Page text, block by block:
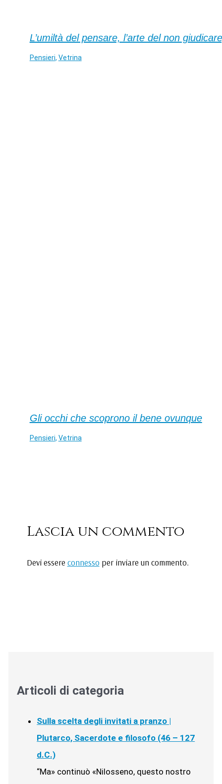
L’umiltà del pensare, l’arte del non
Pensieri, Vetrina
Gli occhi che scoprono il bene ovunque
Pensieri, Vetrina
Lascia un commento
Devi essere connesso per inviare un commento.
Articoli di categoria
Sulla scelta degli invitati a pranzo |
Plutarco, Sacerdote e filosofo (46 – 127
d.C.)
“Ma» continuò «Nilosseno, questo nostro